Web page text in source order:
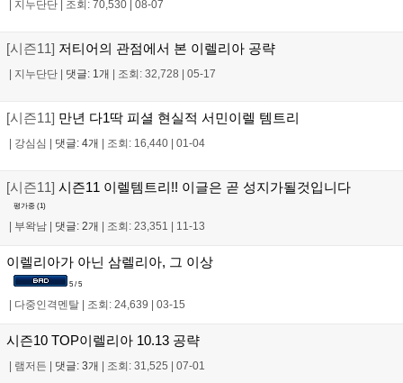
| 지누단단 | 조회: 70,530 | 08-07
[시즌11] 저티어의 관점에서 본 이렐리아 공략
| 지누단단 | 댓글: 1개 | 조회: 32,728 | 05-17
[시즌11] 만년 다1딱 피셜 현실적 서민이렐 템트리
| 강심심 | 댓글: 4개 | 조회: 16,440 | 01-04
[시즌11] 시즌11 이렐템트리!! 이글은 곧 성지가될것입니다
평가중 (1)
부왁남 댓글: 2개 조회: 23,351 11-13
이렐리아가 아닌 삼렐리아, 그 이상
5 / 5
다중인격멘탈 조회: 24,639 03-15
시즌10 TOP이렐리아 10.13 공략
램저든 댓글: 3개 조회: 31,525 07-01